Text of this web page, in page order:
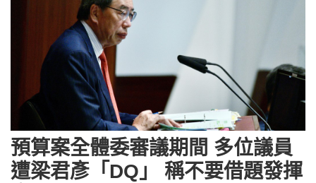
預算案全體委審議期間 多位議員
遭梁君彥「DQ」 稱不要借題發揮